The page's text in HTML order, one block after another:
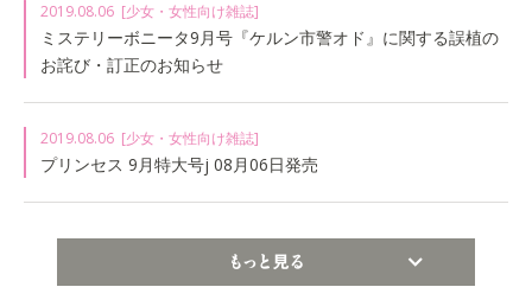
2019.08.06 [少女・女性向け雑誌]
ミステリーボニータ9月号『ケルン市警オド』に関する誤植の
お詫び・訂正のお知らせ
2019.08.06 [少女・女性向け雑誌]
プリンセス 9月特大号j 08月06日発売